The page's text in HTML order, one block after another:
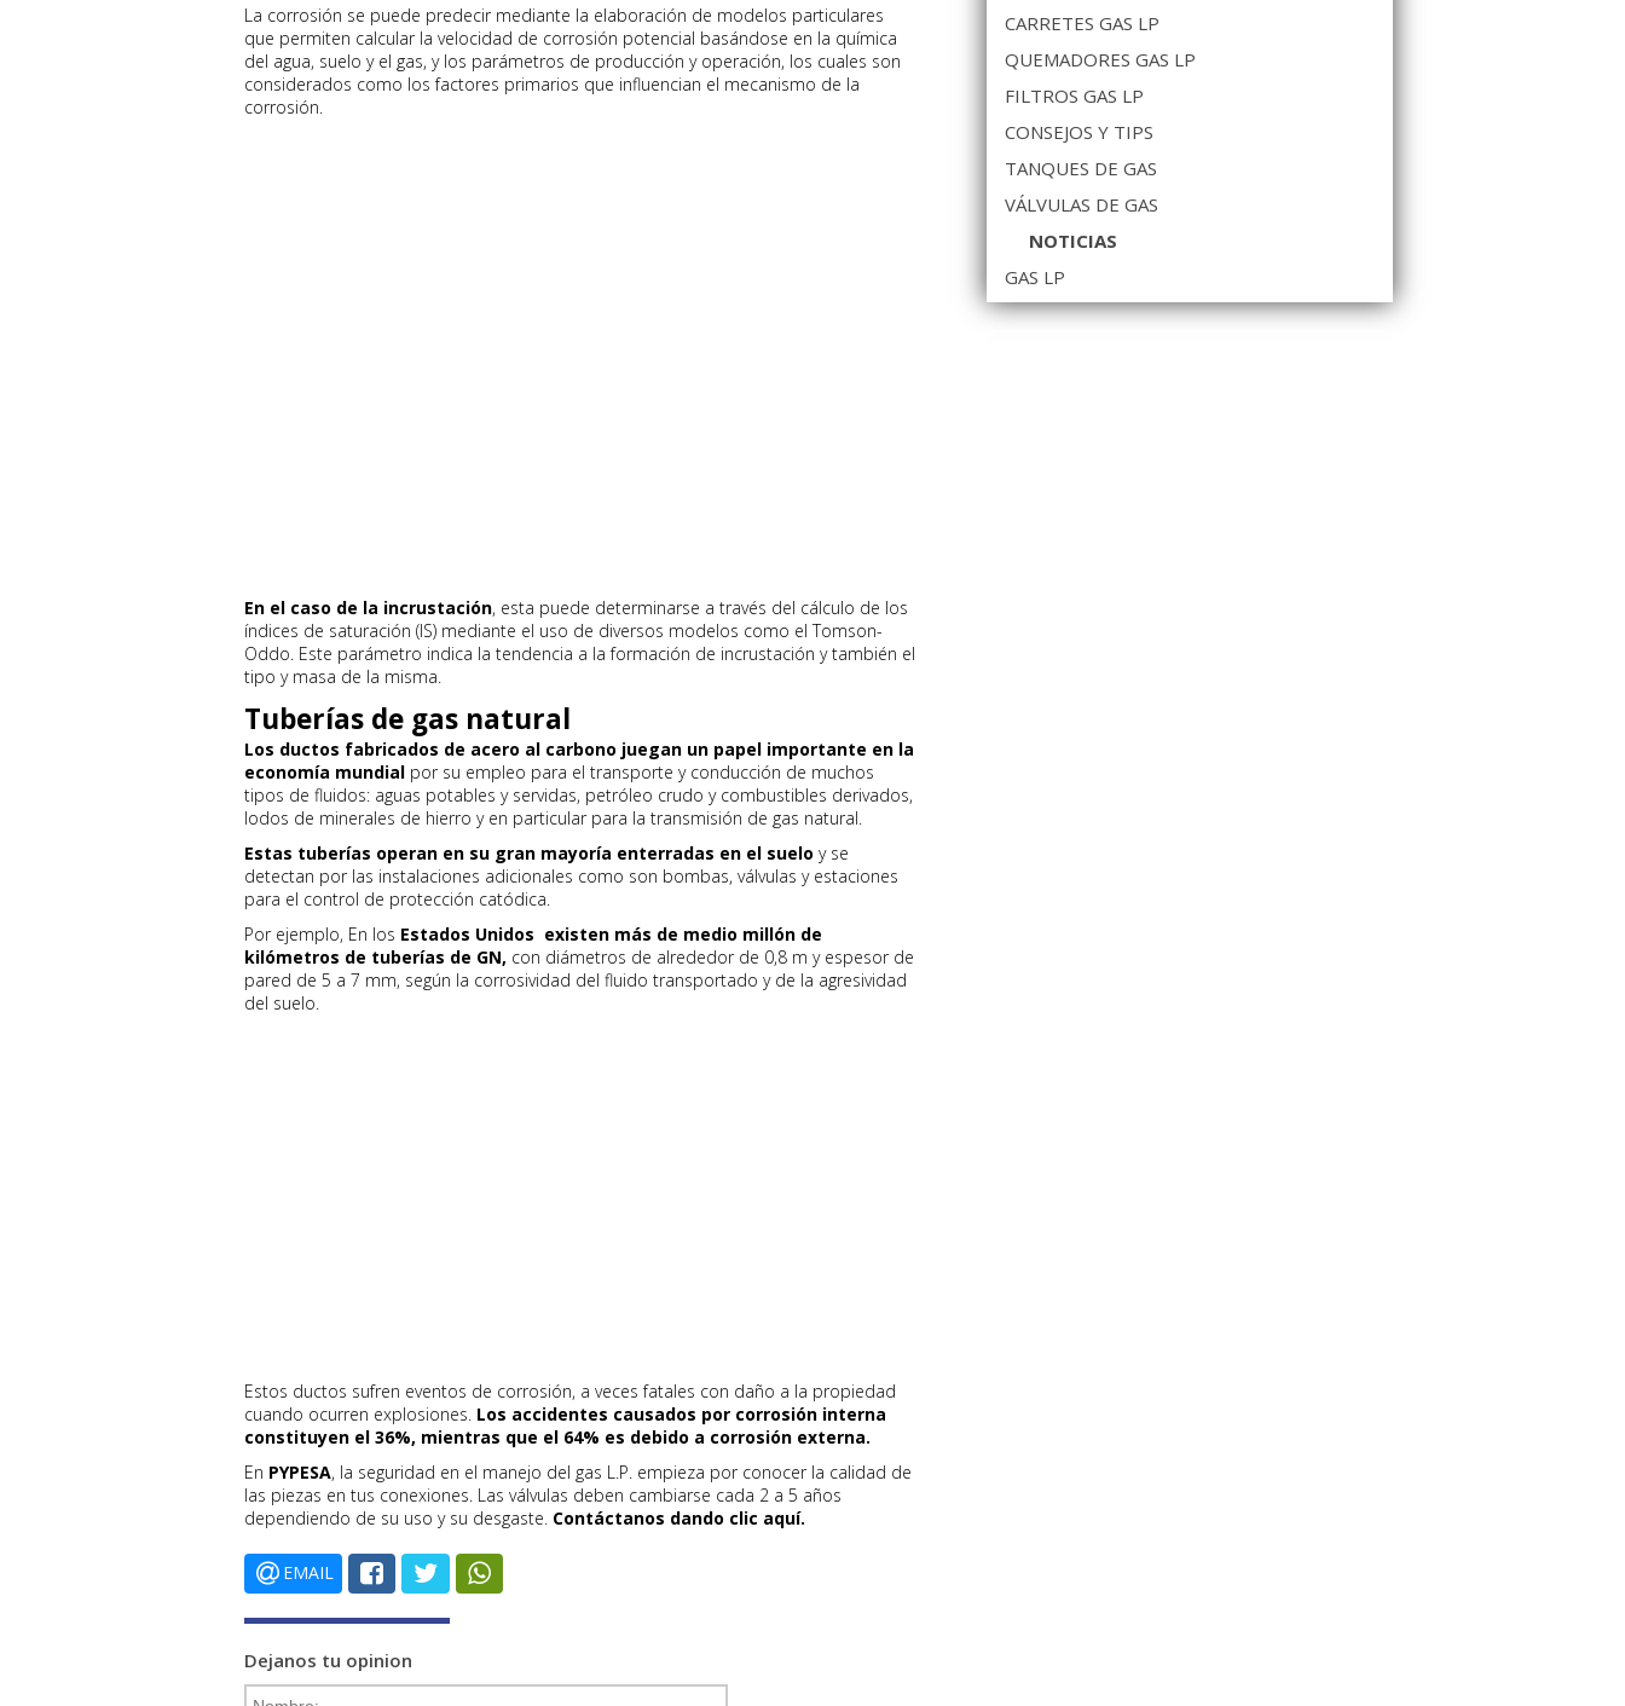
La corrosión se puede predecir mediante la elaboración de modelos particulares
que permiten calcular la velocidad de corrosión potencial basándose en la química
del agua, suelo y el gas, y los parámetros de producción y operación, los cuales son
considerados como los factores primarios que influencian el mecanismo de la
corrosión.
En el caso de la incrustación, esta puede determinarse a través del cálculo de los
índices de saturación (IS) mediante el uso de diversos modelos como el Tomson-
Oddo. Este parámetro indica la tendencia a la formación de incrustación y también el
tipo y masa de la misma.
Tuberías de gas natural
Los ductos fabricados de acero al carbono juegan un papel importante en la
economía mundial por su empleo para el transporte y conducción de muchos
tipos de fluidos: aguas potables y servidas, petróleo crudo y combustibles derivados,
lodos de minerales de hierro y en particular para la transmisión de gas natural.
Estas tuberías operan en su gran mayoría enterradas en el suelo y se
detectan por las instalaciones adicionales como son bombas, válvulas y estaciones
para el control de protección catódica.
Por ejemplo, En los Estados Unidos existen más de medio millón de
kilómetros de tuberías de GN, con diámetros de alrededor de 0,8 m y espesor de
pared de 5 a 7 mm, según la corrosividad del fluido transportado y de la agresividad
del suelo.
Estos ductos sufren eventos de corrosión, a veces fatales con daño a la propiedad
cuando ocurren explosiones. Los accidentes causados por corrosión interna
constituyen el 36%, mientras que el 64% es debido a corrosión externa.
En PYPESA, la seguridad en el manejo del gas L.P. empieza por conocer la calidad de
las piezas en tus conexiones. Las válvulas deben cambiarse cada 2 a 5 años
dependiendo de su uso y su desgaste. Contáctanos dando clic aquí.
EMAIL
Dejanos tu opinion
CARRETES GAS LP
QUEMADORES GAS LP
FILTROS GAS LP
CONSEJOS Y TIPS
TANQUES DE GAS
VÁLVULAS DE GAS
NOTICIAS
GAS LP